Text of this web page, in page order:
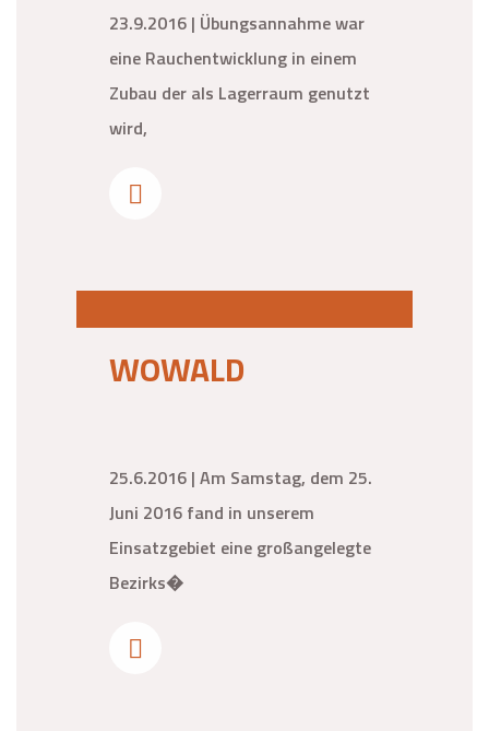
23.9.2016 | Übungsannahme war
eine Rauchentwicklung in einem
Zubau der als Lagerraum genutzt
wird,
WOWALD
25.6.2016 | Am Samstag, dem 25.
Juni 2016 fand in unserem
Einsatzgebiet eine großangelegte
Bezirks�